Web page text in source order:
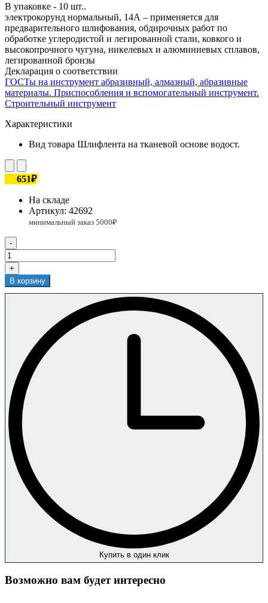
В упаковке - 10 шт..
электрокорунд нормальный, 14А – применяется для
предварительного шлифования, обдирочных работ по
обработке углеродистой и легированной стали, ковкого и
высокопрочного чугуна, никелевых и алюминиевых сплавов,
легированной бронзы
Декларация о соответствии
ГОСТы на инструмент абразивный, алмазный, абразивные
материалы. Приспособления и вспомогательный инструмент.
Строительный инструмент
Характеристики
Вид товара Шлифлента на тканевой основе водост.
651₽
На складе
Артикул: 42692
-
+
В корзину
Купить в один клик
Возможно вам будет интересно